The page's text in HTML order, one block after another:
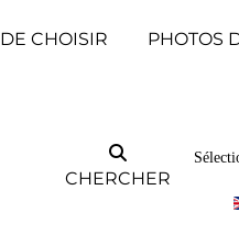
CHOISIR PHOTOS
CHERCHER